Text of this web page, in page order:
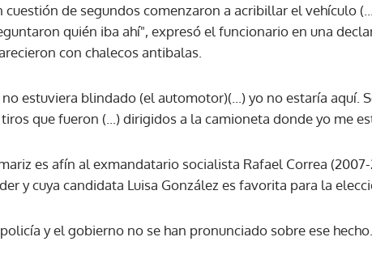
cuestión de segundos comenzaron a acribillar el vehículo
quién iba ahí", expresó el funcionario en una
con chalecos antibalas.
no estuviera blindado (el automotor)(...) yo no estaría aquí.
que fueron (...) dirigidos a la camioneta donde yo me
es afín al exmandatario socialista Rafael Correa
y cuya candidata Luisa González es favorita para la
y el gobierno no se han pronunciado sobre ese hecho.